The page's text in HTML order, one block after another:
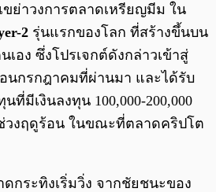
เขย่าวงการตลาดเหรียญมีม ใน
2 รุ่นแรกของโลก ที่สร้างขึ้นบน
เอง ซึ่งโปรเจกต์ดังกล่าวเข้าสู่
นกรกฎาคมที่ผ่านมา และได้รับ
ที่มีเงินลงทุน 100,000-200,000
วงฤดูร้อน ในขณะที่ตลาดคริปโต
กระทิงเริ่มวิ่ง จากชัยชนะของ